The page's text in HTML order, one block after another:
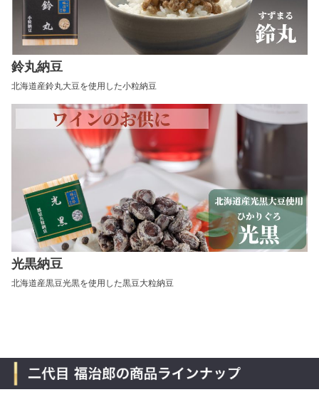
鈴丸納豆
北海道産鈴丸大豆を使用した小粒納豆
光黒納豆
北海道産黒豆光黒を使用した黒豆大粒納豆